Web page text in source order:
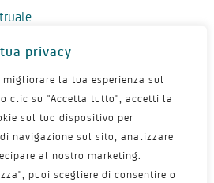
privacy
la tua esperienza sul
clic su "Accetta tutto", accetti la
sul tuo dispositivo per
navigazione sul sito, analizzare
al nostro marketing.
puoi scegliere di consentire o